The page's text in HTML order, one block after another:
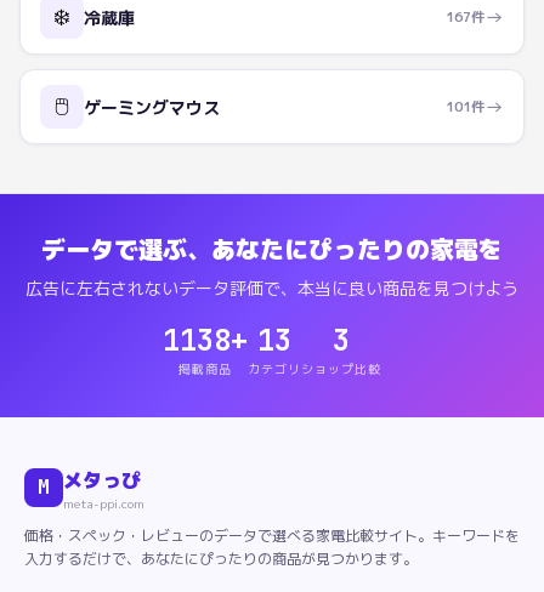
❄️ 冷蔵庫 167件→
🖱️ ゲーミングマウス 101件→
データで選ぶ、あなたにぴったりの家電を
広告に左右されないデータ評価で、本当に良い商品を見つけよう
1138+
掲載商品
13
カテゴリ
3
ショップ比較
M メタっぴ
meta-ppi.com
価格・スペック・レビューのデータで選べる家電比較サイト。キーワードを
入力するだけで、あなたにぴったりの商品が見つかります。